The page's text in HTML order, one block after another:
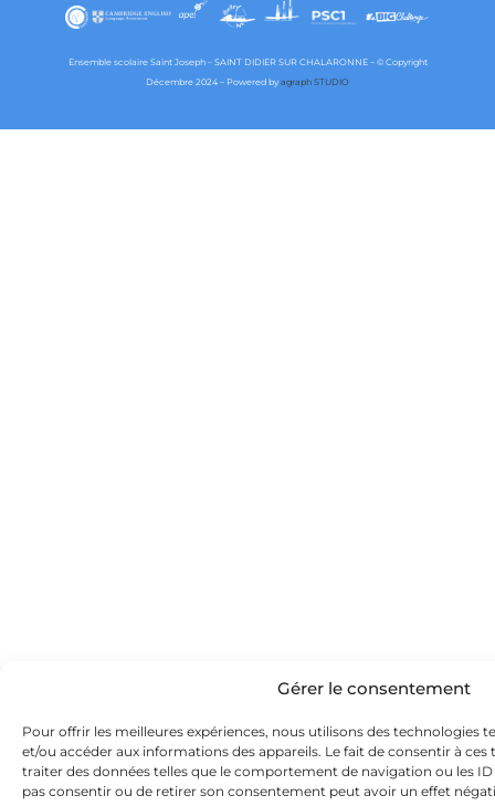
Gérer le consentement
Pour offrir les meilleures expériences, nous utilisons des technologies
et/ou accéder aux informations des appareils. Le fait de consentir à
traiter des données telles que le comportement de navigation ou les ID
pas consentir ou de retirer son consentement peut avoir un effet
Ensemble scolaire Saint Joseph – SAINT DIDIER SUR CHALARONNE – © Copyright
Décembre 2024 – Powered by agraph STUDIO